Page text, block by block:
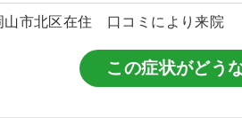
市北区在住 口コミにより来院
この症状がどう